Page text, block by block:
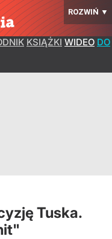
ROZWIŃ ▼
KSIĄŻKI WIDEO DO
Tuska.